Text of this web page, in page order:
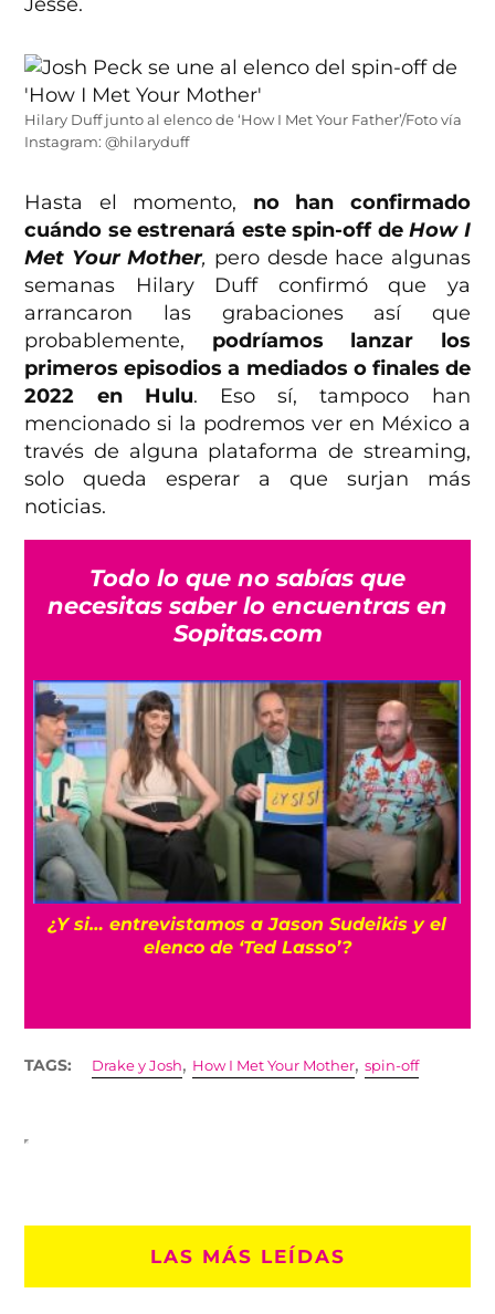
Hilary Duff junto al elenco de ‘How I Met Your Father’/Foto vía
Instagram: @hilaryduff
Hasta el momento, no han confirmado
cuándo se estrenará este spin-off deHow I
Met Your Mother, pero desde hace algunas
semanas Hilary Duff confirmó que ya
arrancaron las grabaciones así que
probablemente, podríamos lanzar los
primeros episodios a mediados o finales de
2022 en Hulu. Eso sí, tampoco han
mencionado si la podremos ver en México a
través de alguna plataforma de streaming,
solo queda esperar a que surjan más
noticias.
Todo lo que no sabías que
necesitas saber lo encuentras en
Sopitas.com
¿Y si… entrevistamos a Jason Sudeikis y el
elenco de ‘Ted Lasso’?
TAGS: Drake y Josh, How I Met Your Mother,spin-off
LAS MÁS LEÍDAS